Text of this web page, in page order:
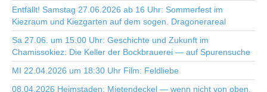
Entfällt! Samstag 27.06.2026 ab 16 Uhr: Sommerfest im
Kiezraum und Kiezgarten auf dem sogen. Dragonerareal
Sa 27.06. um 15.00 Uhr: Geschichte und Zukunft im
Chamissokiez: Die Keller der Bockbrauerei — auf Spurensuche
MI 22.04.2026 um 18:30 Uhr Film: Feldliebe
08.04.2026 Heimstaden: Mietendeckel — wenn nicht von oben,